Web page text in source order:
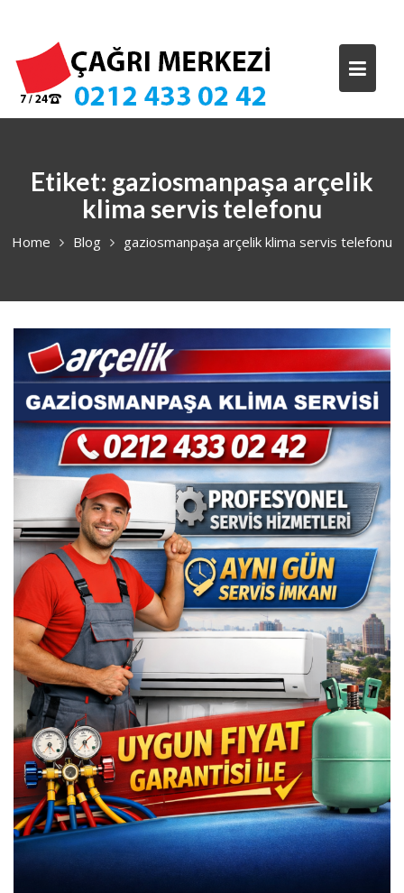
content
Etiket: gaziosmanpaşa arçelik
klima servis telefonu
Home Blog gaziosmanpaşa arçelik klima servis telefonu